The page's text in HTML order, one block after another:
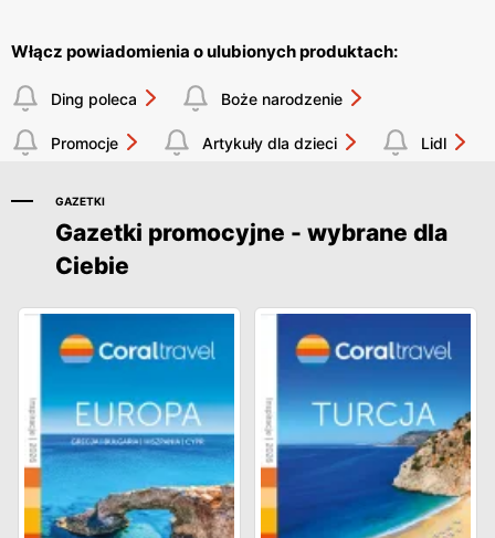
Włącz powiadomienia o ulubionych produktach:
Ding poleca Boże narodzenie
Promocje Artykuły dla dzieci Lidl
GAZETKI
Gazetki promocyjne - wybrane dla
Ciebie